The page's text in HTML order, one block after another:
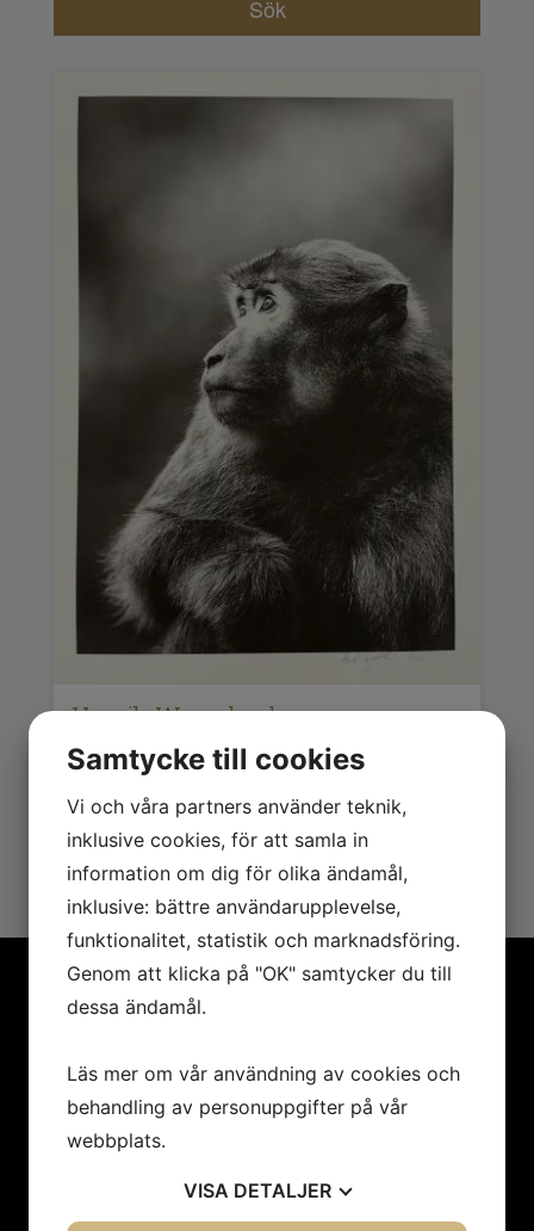
Henrik Wergeland
Mapp om fyra foton
5 000
Hem
Utställningar
Konstföreningar/Företag
Samtycke till cookies
Vi och våra partners använder teknik,
inklusive cookies, för att samla in
information om dig för olika ändamål,
inklusive: bättre användarupplevelse,
funktionalitet, statistik och marknadsföring.
Genom att klicka på "OK" samtycker du till
dessa ändamål.
Läs mer om vår användning av cookies och
behandling av personuppgifter på vår
webbplats.
VISA DETALJER